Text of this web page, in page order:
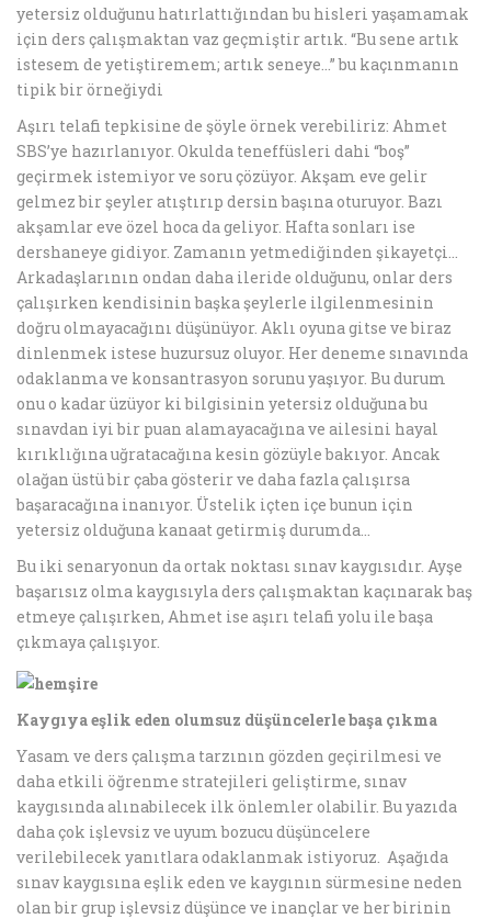
yetersiz olduğunu hatırlattığından bu hisleri yaşamamak
için ders çalışmaktan vaz geçmiştir artık. “Bu sene artık
istesem de yetiştiremem; artık seneye…” bu kaçınmanın
tipik bir örneğiydi
Aşırı telafi tepkisine de şöyle örnek verebiliriz: Ahmet
SBS’ye hazırlanıyor. Okulda teneffüsleri dahi “boş”
geçirmek istemiyor ve soru çözüyor. Akşam eve gelir
gelmez bir şeyler atıştırıp dersin başına oturuyor. Bazı
akşamlar eve özel hoca da geliyor. Hafta sonları ise
dershaneye gidiyor. Zamanın yetmediğinden şikayetçi…
Arkadaşlarının ondan daha ileride olduğunu, onlar ders
çalışırken kendisinin başka şeylerle ilgilenmesinin
doğru olmayacağını düşünüyor. Aklı oyuna gitse ve biraz
dinlenmek istese huzursuz oluyor. Her deneme sınavında
odaklanma ve konsantrasyon sorunu yaşıyor. Bu durum
onu o kadar üzüyor ki bilgisinin yetersiz olduğuna bu
sınavdan iyi bir puan alamayacağına ve ailesini hayal
kırıklığına uğratacağına kesin gözüyle bakıyor. Ancak
olağan üstü bir çaba gösterir ve daha fazla çalışırsa
başaracağına inanıyor. Üstelik içten içe bunun için
yetersiz olduğuna kanaat getirmiş durumda…
Bu iki senaryonun da ortak noktası sınav kaygısıdır. Ayşe
başarısız olma kaygısıyla ders çalışmaktan kaçınarak baş
etmeye çalışırken, Ahmet ise aşırı telafi yolu ile başa
çıkmaya çalışıyor.
Kaygıya eşlik eden olumsuz düşüncelerle başa çıkma
Yasam ve ders çalışma tarzının gözden geçirilmesi ve
daha etkili öğrenme stratejileri geliştirme, sınav
kaygısında alınabilecek ilk önlemler olabilir. Bu yazıda
daha çok işlevsiz ve uyum bozucu düşüncelere
verilebilecek yanıtlara odaklanmak istiyoruz. Aşağıda
sınav kaygısına eşlik eden ve kaygının sürmesine neden
olan bir grup işlevsiz düşünce ve inançlar ve her birinin